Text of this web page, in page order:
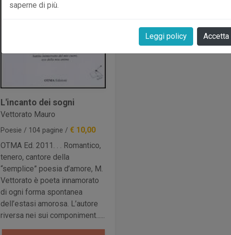
saperne di più.
Leggi policy Accetta
L'incanto dei sogni
Vettorato Mauro
Poesie / 104 pagine /€ 10,00
OTMA Ed. 2011. . . Romantico,
tenero, cantore della
“semplice” poesia d’amore, M.
Vettorato è poeta innamorato
di ogni forma spontanea
dell’estasi amorosa. L’autore
riversa nei sui componiment......